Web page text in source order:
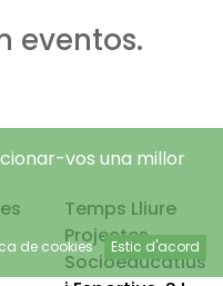
eventos.
Temps Lliure
Projectes
Socioeducatius
vos una millor
de cookies Estic d'acord